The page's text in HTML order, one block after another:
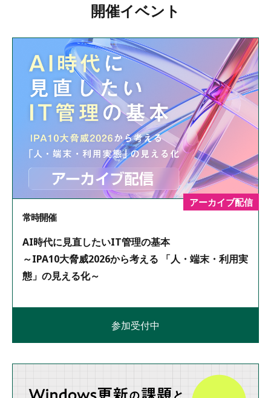
開催イベント
アーカイブ配信
常時開催
AI時代に見直したいIT管理の基本
～IPA10大脅威2026から考える 「人・端末・利用実
態」の見える化～
参加受付中